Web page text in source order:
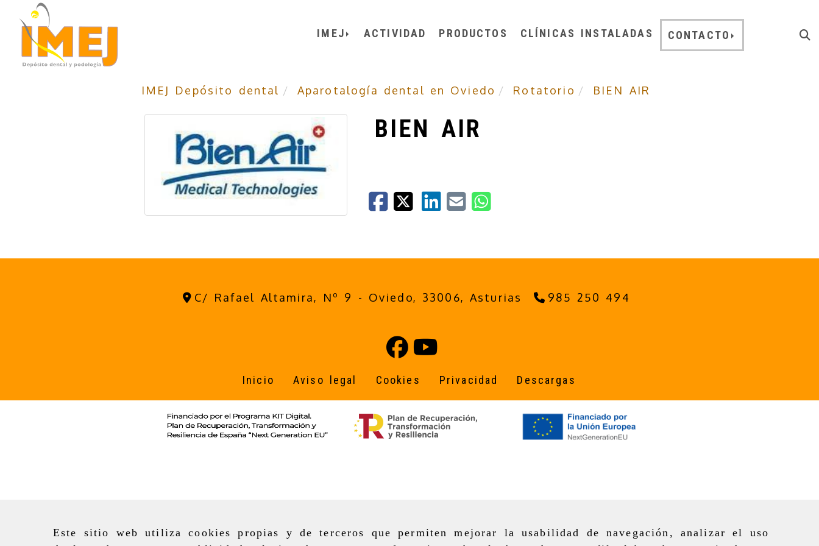
Este sitio web utiliza cookies propias y de terceros que permiten mejorar la usabilidad de navegación, analizar el uso
IMEJ ACTIVIDAD PRODUCTOS CLÍNICAS INSTALADAS CONTACTO
IMEJ Depósito dental Aparotalogía dental en Oviedo Rotatorio BIEN AIR
BIEN AIR
C/ Rafael Altamira, Nº 9 - Oviedo, 33006, Asturias 985 250 494
Inicio Aviso legal Cookies Privacidad Descargas